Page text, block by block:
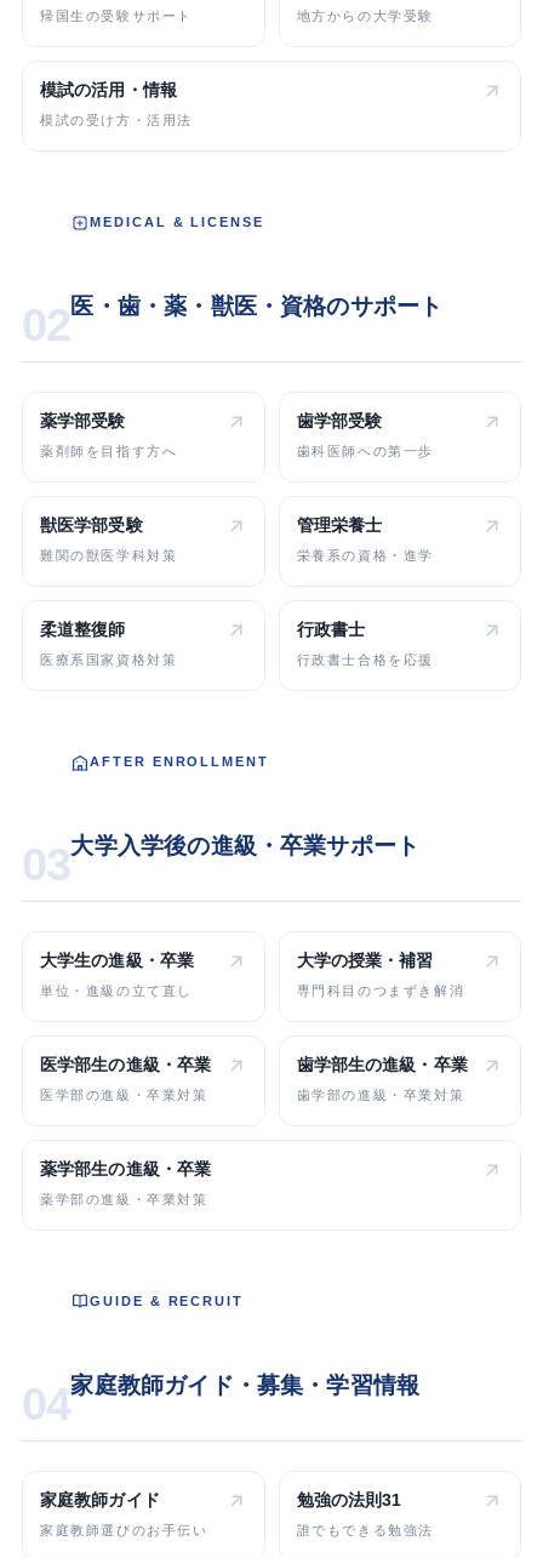
帰国生の受験サポート 地方からの大学受験
模試の活用・情報
模試の受け方・活用法
02
MEDICAL & LICENSE
医・歯・薬・獣医・資格のサポート
薬学部受験
薬剤師を目指す方へ
歯学部受験
歯科医師への第一歩
獣医学部受験
難関の獣医学科対策
管理栄養士
栄養系の資格・進学
柔道整復師
医療系国家資格対策
行政書士
行政書士合格を応援
03
AFTER ENROLLMENT
大学入学後の進級・卒業サポート
大学生の進級・卒業
単位・進級の立て直し
大学の授業・補習
専門科目のつまずき解消
医学部生の進級・卒業
医学部の進級・卒業対策
歯学部生の進級・卒業
歯学部の進級・卒業対策
薬学部生の進級・卒業
薬学部の進級・卒業対策
04
GUIDE & RECRUIT
家庭教師ガイド・募集・学習情報
家庭教師ガイド
家庭教師選びのお手伝い
勉強の法則31
誰でもできる勉強法